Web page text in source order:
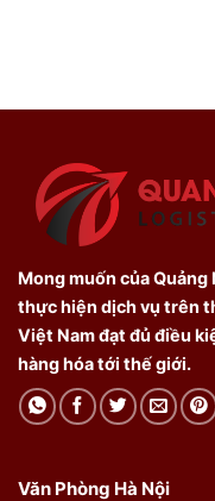
Mong muốn của
thực hiện dịch vụ trên
Việt Nam đạt đủ điều
hàng hóa tới thế giới.
Văn Phòng Hà Nội